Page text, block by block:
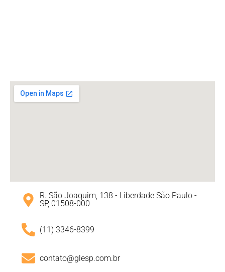
R. São Joaquim, 138 - Liberdade São Paulo -
SP, 01508-000
(11) 3346-8399
contato@glesp.com.br